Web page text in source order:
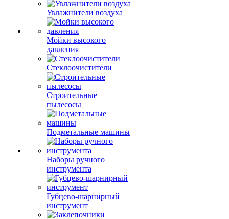
Увлажнители воздуха
Мойки высокого
давления
Стеклоочистители
Строительные
пылесосы
Подметальные машины
Наборы ручного
инструмента
Губцево-шарнирный
инструмент